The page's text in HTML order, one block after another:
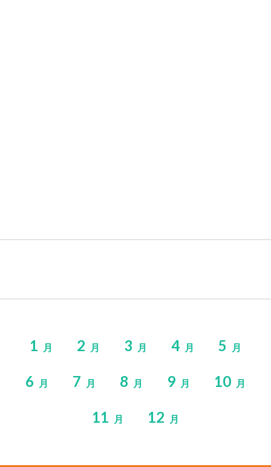
1 月 2 月 3 月 4 月 5 月
6 月 7 月 8 月 9 月 10 月
11 月 12 月